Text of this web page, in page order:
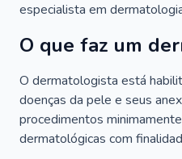
especialista em
O que faz um
O dermatologista está
doenças da pele e seus
procedimentos
dermatológicas com